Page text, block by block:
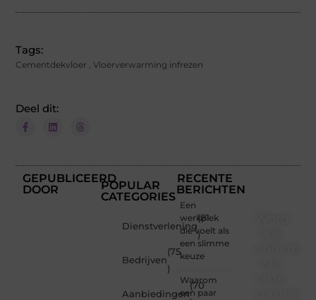
Tags:
Cementdekvloer ,Vloerverwarming infrezen
Deel dit:
GEPUBLICEERD
DOOR
POPULAR
CATEGORIES
Dienstverlening
(81
)
Bedrijven
(75
)
Aanbiedingen
(70
RECENTE
BERICHTEN
Een
werkplek
die voelt als
een slimme
keuze
Waarom
een paar